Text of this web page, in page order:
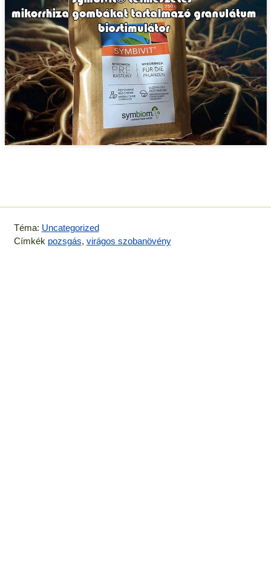
Téma: Uncategorized
Címkék pozsgás, virágos szobanövény